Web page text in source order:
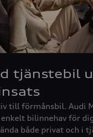
tjänstebil
till förmånsbil. Audi
bilinnehav för
både privat och i